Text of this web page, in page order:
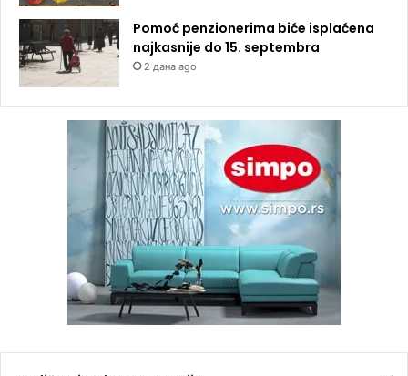
Pomoć penzionerima biće isplaćena
najkasnije do 15. septembra
2 дана ago